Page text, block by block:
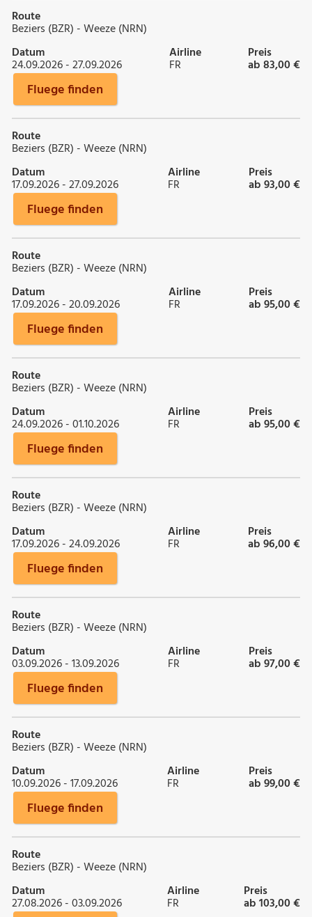
Route
Beziers (BZR) - Weeze (NRN)
Datum
24.09.2026 - 27.09.2026
Airline
FR
Preis
ab 83,00 €
Fluege finden
Route
Beziers (BZR) - Weeze (NRN)
Datum
17.09.2026 - 27.09.2026
Airline
FR
Preis
ab 93,00 €
Fluege finden
Route
Beziers (BZR) - Weeze (NRN)
Datum
17.09.2026 - 20.09.2026
Airline
FR
Preis
ab 95,00 €
Fluege finden
Route
Beziers (BZR) - Weeze (NRN)
Datum
24.09.2026 - 01.10.2026
Airline
FR
Preis
ab 95,00 €
Fluege finden
Route
Beziers (BZR) - Weeze (NRN)
Datum
17.09.2026 - 24.09.2026
Airline
FR
Preis
ab 96,00 €
Fluege finden
Route
Beziers (BZR) - Weeze (NRN)
Datum
03.09.2026 - 13.09.2026
Airline
FR
Preis
ab 97,00 €
Fluege finden
Route
Beziers (BZR) - Weeze (NRN)
Datum
10.09.2026 - 17.09.2026
Airline
FR
Preis
ab 99,00 €
Fluege finden
Route
Beziers (BZR) - Weeze (NRN)
Datum
27.08.2026 - 03.09.2026
Airline
FR
Preis
ab 103,00 €